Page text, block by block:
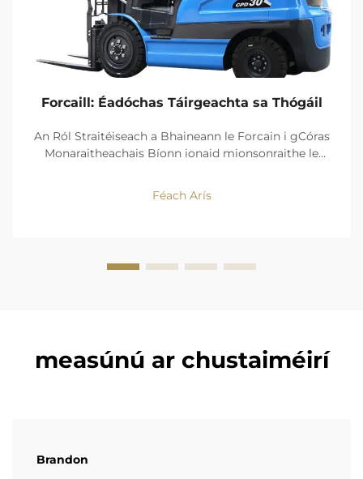
Forcaill: Éadóchas Táirgeachta sa Thógáil
An Ról Straitéiseach a Bhaineann le Forcain i gCóras
Monaraitheachais Bíonn ionaid mionsonraithe le
gcórais aistriú áiteanna i gcomparáid le hoibríochtaí
láimhe. Opthaimíonn na gluaisteáin seo leanúint ar
Féach Arís
measúnú ar chustaiméirí
Brandon